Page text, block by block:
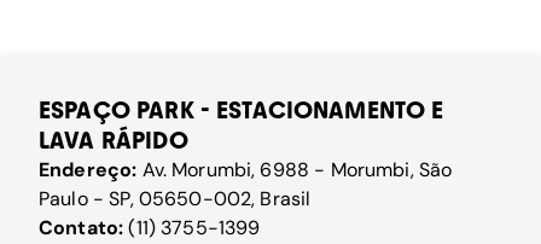
ESPAÇO PARK - ESTACIONAMENTO E
LAVA RÁPIDO
Endereço: Av. Morumbi, 6988 - Morumbi, São
Paulo - SP, 05650-002, Brasil
Contato:(11) 3755-1399